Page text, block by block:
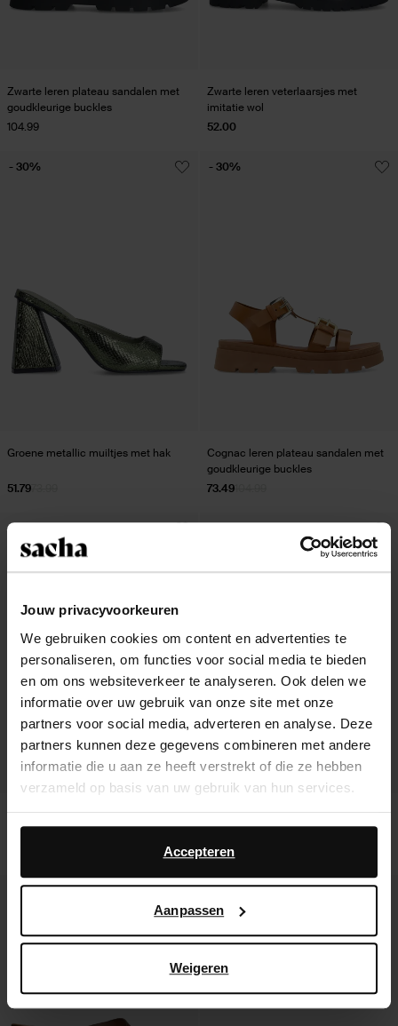
Jouw privacyvoorkeuren
We gebruiken cookies om content en advertenties te
personaliseren, om functies voor social media te bieden
en om ons websiteverkeer te analyseren. Ook delen we
informatie over uw gebruik van onze site met onze
partners voor social media, adverteren en analyse. Deze
partners kunnen deze gegevens combineren met andere
informatie die u aan ze heeft verstrekt of die ze hebben
verzameld op basis van uw gebruik van hun services.
Daarnaast werken wij samen met Google voor
advertentie- en meetdoeleinden. Meer informatie over
hoe Google uw persoonsgegevens gebruikt, vindt u op
Accepteren
Aanpassen
Weigeren
Zwarte leren plateau sandalen met
goudkleurige buckles
104.99
Zwarte leren veterlaarsjes met
imitatie wol
52.00
Groene metallic muiltjes met hak
51.79
- 30%
Cognac leren plateau sandalen met
goudkleurige buckles
73.49
- 30%
Cognac suède sandalen met houten
hak
Beige suède sandalen met houten
hak
104.99
- 20% - 50%